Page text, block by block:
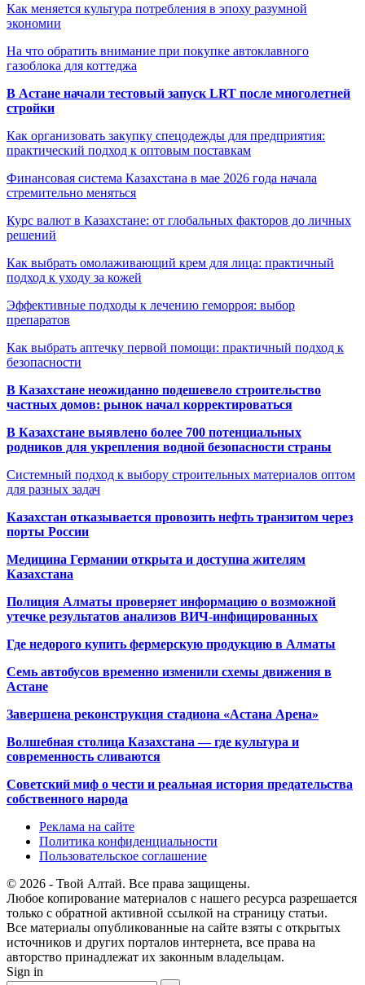
Как меняется культура потребления в эпоху разумной
экономии
На что обратить внимание при покупке автоклавного
газоблока для коттеджа
В Астане начали тестовый запуск LRT после многолетней
стройки
Как организовать закупку спецодежды для предприятия:
практический подход к оптовым поставкам
Финансовая система Казахстана в мае 2026 года начала
стремительно меняться
Курс валют в Казахстане: от глобальных факторов до личных
решений
Как выбрать омолаживающий крем для лица: практичный
подход к уходу за кожей
Эффективные подходы к лечению геморроя: выбор
препаратов
Как выбрать аптечку первой помощи: практичный подход к
безопасности
В Казахстане неожиданно подешевело строительство
частных домов: рынок начал корректироваться
В Казахстане выявлено более 700 потенциальных
родников для укрепления водной безопасности страны
Системный подход к выбору строительных материалов оптом
для разных задач
Казахстан отказывается провозить нефть транзитом через
порты России
Медицина Германии открыта и доступна жителям
Казахстана
Полиция Алматы проверяет информацию о возможной
утечке результатов анализов ВИЧ-инфицированных
Где недорого купить фермерскую продукцию в Алматы
Семь автобусов временно изменили схемы движения в
Астане
Завершена реконструкция стадиона «Астана Арена»
Волшебная столица Казахстана — где культура и
современность сливаются
Советский миф о чести и реальная история предательства
собственного народа
Реклама на сайте
Политика конфиденциальности
Пользовательское соглашение
© 2026 - Твой Алтай. Все права защищены.
Любое копирование материалов с нашего ресурса разрешается
только с обратной активной ссылкой на страницу статьи.
Все материалы опубликованные на сайте взяты с открытых
источников и других порталов интернета, все права на
авторство принадлежат их законным владельцам.
Sign in